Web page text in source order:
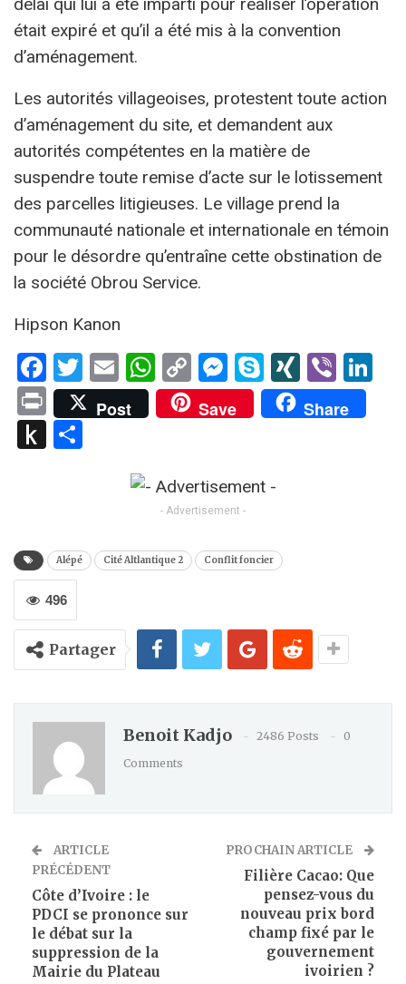
délai qui lui a été imparti pour réaliser l’opération
était expiré et qu’il a été mis à la convention
d’aménagement.
Les autorités villageoises, protestent toute action
d’aménagement du site, et demandent aux
autorités compétentes en la matière de
suspendre toute remise d’acte sur le lotissement
des parcelles litigieuses. Le village prend la
communauté nationale et internationale en témoin
pour le désordre qu’entraîne cette obstination de
la société Obrou Service.
Hipson Kanon
Facebook
Twitter
EmailWhatsApp
Copy
Link
Messenger
SkypeXINGViber
PrintPost Save Share
Push
- Advertisement -
Alépé Cité Altlantique 2 Conflit foncier
496
Partager
Benoit Kadjo 2486 Posts
0
Comments
ARTICLE
PRÉCÉDENT
Côte d’Ivoire : le
PDCI se prononce sur
le débat sur la
suppression de la
Mairie du Plateau
PROCHAIN ARTICLE
Filière Cacao: Que
pensez-vous du
nouveau prix bord
champ fixé par le
gouvernement
ivoirien ?